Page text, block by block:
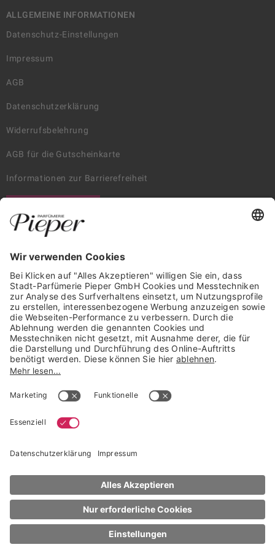
For Him
Bleu Noir Parfum
ALLGEMEINE INFORMATIONEN
Datenschutz-Einstellungen
Impressum
AGB
Datenschutzerklärung
Widerrufsbelehrung
AGB für die Gutscheinkarte
Informationen zur Barrierefreiheit
Trusted Shops Mitglied seit 2010
* unverbindliche Preisempfehlung der Verbundgruppe beauty alliance
NACH OBEN